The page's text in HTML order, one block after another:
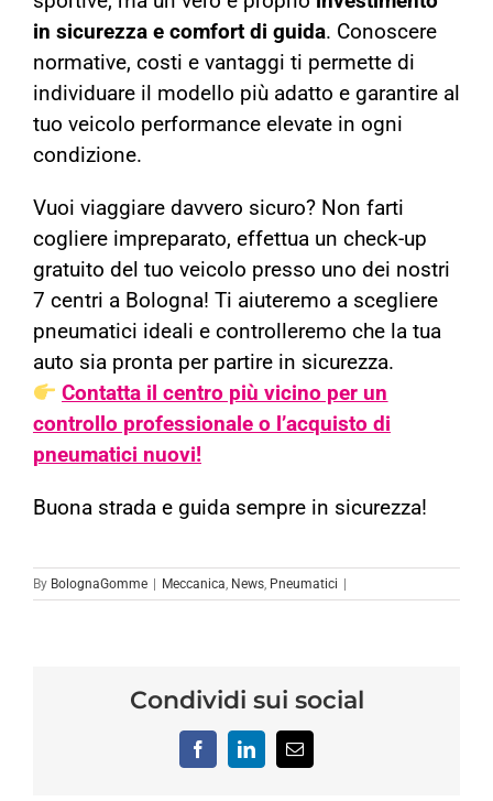
in sicurezza e comfort di guida. Conoscere
normative, costi e vantaggi ti permette di
individuare il modello più adatto e garantire al
tuo veicolo performance elevate in ogni
condizione.
Vuoi viaggiare davvero sicuro? Non farti
cogliere impreparato, effettua un check-up
gratuito del tuo veicolo presso uno dei nostri
7 centri a Bologna! Ti aiuteremo ascegliere
pneumatici ideali e controlleremo che la tua
auto sia pronta per partire in sicurezza.
Contatta il centro più vicino per un
controllo professionale o l’acquisto di
pneumatici nuovi!
Buona strada e guida sempre in sicurezza!
By BolognaGomme Meccanica, News, Pneumatici
Condividi sui social
FacebookLinkedInEmail